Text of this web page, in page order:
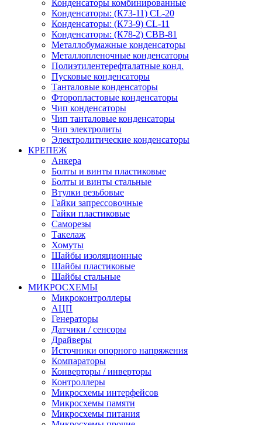
Конденсаторы комбинированные
Конденсаторы: (К73-11) CL-20
Конденсаторы: (К73-9) CL-11
Конденсаторы: (К78-2) CBB-81
Металлобумажные конденсаторы
Металлопленочные конденсаторы
Полиэтилентерефталатные конд.
Пусковые конденсаторы
Танталовые конденсаторы
Фторопластовые конденсаторы
Чип конденсаторы
Чип танталовые конденсаторы
Чип электролиты
Электролитические конденсаторы
КРЕПЕЖ
Анкера
Болты и винты пластиковые
Болты и винты стальные
Втулки резьбовые
Гайки запрессовочные
Гайки пластиковые
Саморезы
Такелаж
Хомуты
Шайбы изоляционные
Шайбы пластиковые
Шайбы стальные
МИКРОСХЕМЫ
Микроконтроллеры
АЦП
Генераторы
Датчики / сенсоры
Драйверы
Источники опорного напряжения
Компараторы
Конверторы / инверторы
Контроллеры
Микросхемы интерфейсов
Микросхемы памяти
Микросхемы питания